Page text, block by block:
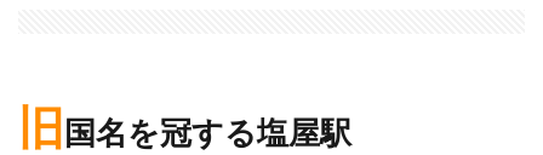
旧国名を冠する塩屋駅